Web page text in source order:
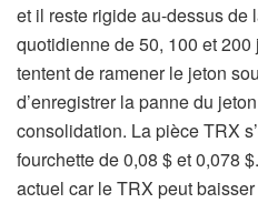
et il reste rigide au-dessus de
quotidienne de 50, 100 et
tentent de ramener le jeton
d’enregistrer la panne du
consolidation. La pièce TRX
fourchette de 0,08 $ et 0,078
actuel car le TRX peut